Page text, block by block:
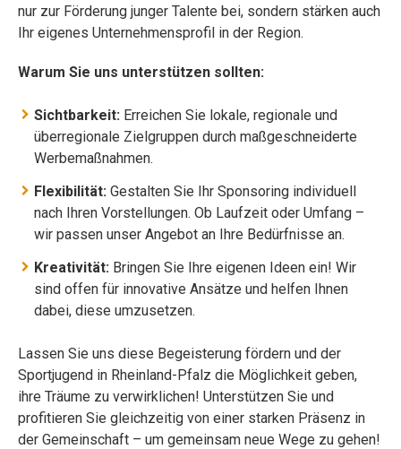
nur zur Förderung junger Talente bei, sondern stärken auch
Ihr eigenes Unternehmensprofil in der Region.
Warum Sie uns unterstützen sollten:
Sichtbarkeit: Erreichen Sie lokale, regionale und
überregionale Zielgruppen durch maßgeschneiderte
Werbemaßnahmen.
Flexibilität: Gestalten Sie Ihr Sponsoring individuell
nach Ihren Vorstellungen. Ob Laufzeit oder Umfang –
wir passen unser Angebot an Ihre Bedürfnisse an.
Kreativität: Bringen Sie Ihre eigenen Ideen ein! Wir
sind offen für innovative Ansätze und helfen Ihnen
dabei, diese umzusetzen.
Lassen Sie uns diese Begeisterung fördern und der
Sportjugend in Rheinland-Pfalz die Möglichkeit geben,
ihre Träume zu verwirklichen! Unterstützen Sie und
profitieren Sie gleichzeitig von einer starken Präsenz in
der Gemeinschaft – um gemeinsam neue Wege zu gehen!